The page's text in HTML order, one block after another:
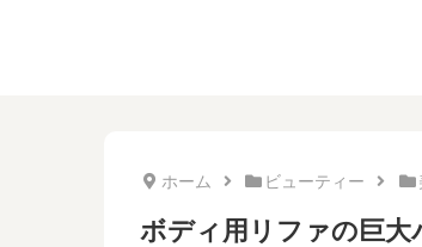
ホーム ビューティー
ボディ用リファの巨